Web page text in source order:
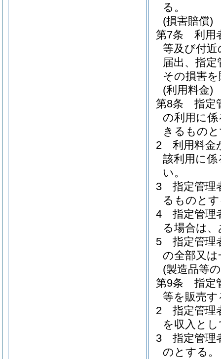
る。
(損害賠償)
第7条
利用
等及び付
届出、指
その損害
(利用料金)
第8条
指定
の利用に係
きるもの
2
利用料金
該利用に
い。
3
指定管理
るものと
4
指定管理
る場合は
5
指定管理
の全部又
(製造品等
第9条
指定
等を販売
2
指定管理
を収入と
3
指定管理
のとする。